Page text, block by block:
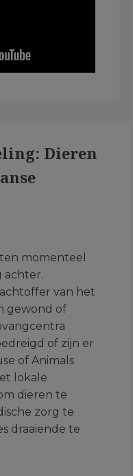
Dieren
momenteel
achter.
van het
gewond of
of zijn er
of Animals
lokale
dieren te
zorg te
draaiende te